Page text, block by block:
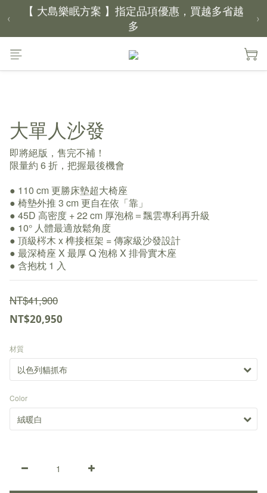
【 大島樂眠方案 】指定品項優惠，買越多省越
多
【新家入厝禮】新家起點，送上祝福
父親節｜靠山計劃，最高折 $2,500
倒數 4天07小時34分鐘00秒
‹ ›
大單人沙發
即將絕版，售完不補！
限量約 6 折，把握最後機會
● 110 cm 更勝床墊超大椅座
● 椅墊外推 3 cm 更自在依「靠」
● 45D 高密度 + 22 cm 厚泡棉＝飄雲專利再升級
● 10° 人體最適放鬆角度
● 頂級梣木 x 榫接框架 = 傳家級沙發設計
● 最深椅座 X 最厚 Q 泡棉 X 排骨實木座
● 含抱枕 1 入
NT$41,900
NT$20,950
材質
Color